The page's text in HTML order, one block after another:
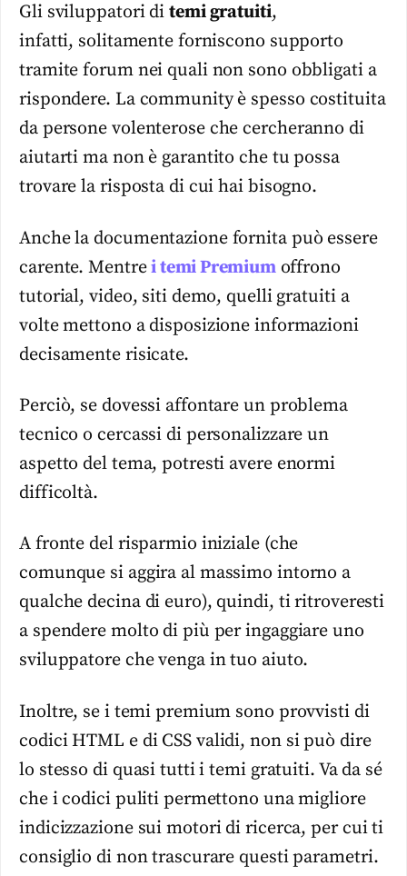
Gli sviluppatori di temi gratuiti,
infatti, solitamente forniscono supporto
tramite forum nei quali non sono obbligati a
rispondere. La community è spesso costituita
da persone volenterose che cercheranno di
aiutarti ma non è garantito che tu possa
trovare la risposta di cui hai bisogno.
Anche la documentazione fornita può essere
carente. Mentrei temi Premiumoffrono
tutorial, video, siti demo, quelli gratuiti a
volte mettono a disposizione informazioni
decisamente risicate.
Perciò, se dovessi affontare un problema
tecnico o cercassi di personalizzare un
aspetto del tema, potresti avere enormi
difficoltà.
A fronte del risparmio iniziale (che
comunque si aggira al massimo intorno a
qualche decina di euro), quindi, ti ritroveresti
a spendere molto di più per ingaggiare uno
sviluppatore che venga in tuo aiuto.
Inoltre, se i temi premium sono provvisti di
codici HTML e di CSS validi, non si può dire
lo stesso di quasi tutti i temi gratuiti. Va da sé
che i codici puliti permettono una migliore
indicizzazione sui motori di ricerca, per cui ti
consiglio di non trascurare questi parametri.